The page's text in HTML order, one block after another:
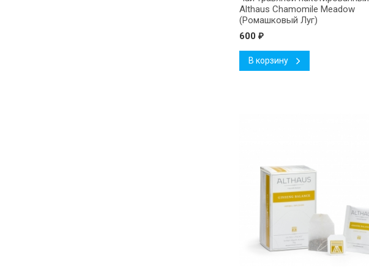
Althaus Chamomile Meadow
(Ромашковый Луг)
600 ₽
В корзину